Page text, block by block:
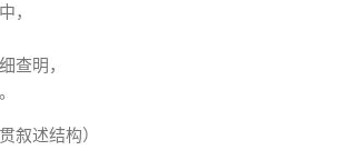
，
查明，
叙述结构）